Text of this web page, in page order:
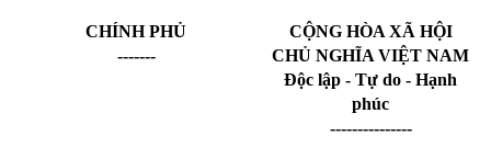
CHÍNH PHỦ
-------
CỘNG HÒA XÃ HỘI
CHỦ NGHĨA VIỆT NAM
Độc lập - Tự do - Hạnh
phúc
---------------